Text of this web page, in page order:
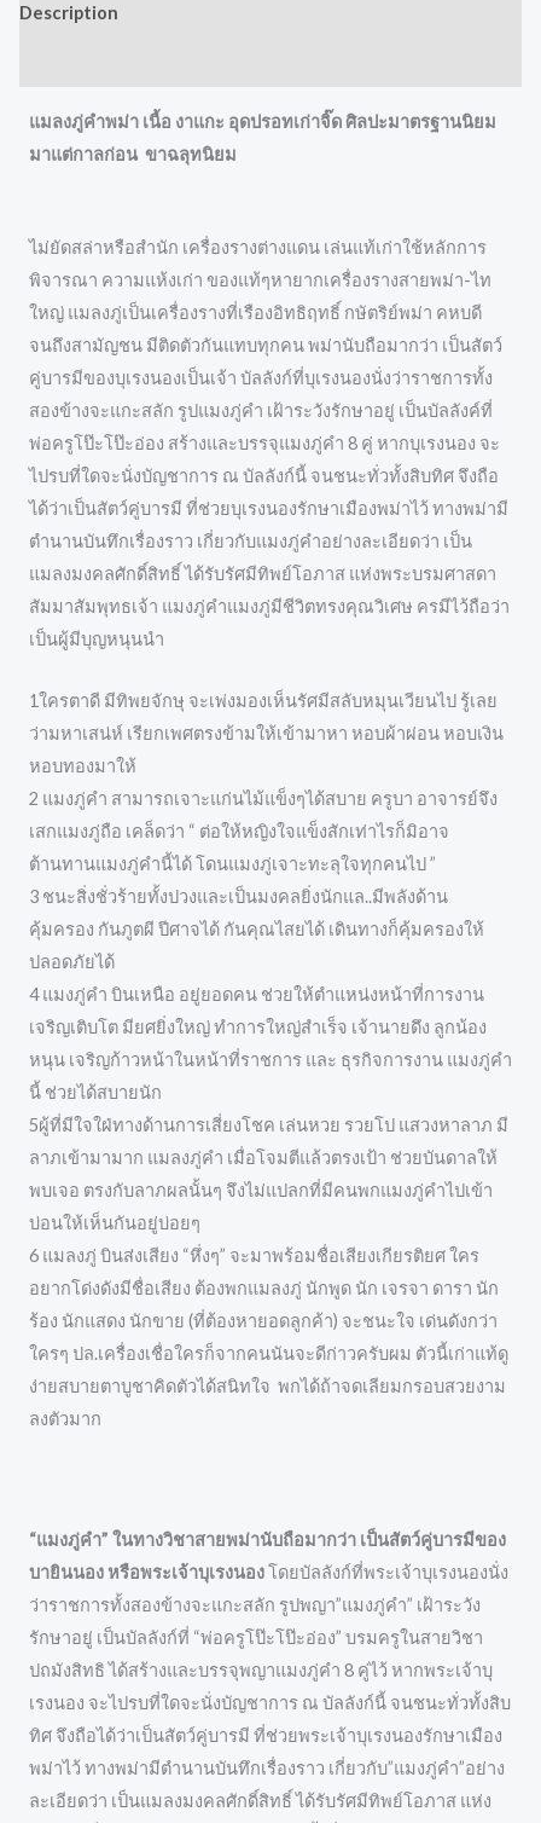
Description
แมลงภู่คำพม่า เนื้อ งาแกะ อุดปรอทเก่าจิ๊ด ศิลปะมาตรฐานนิยม
มาแต่กาลก่อน ขาฉลุทนิยม
ไม่ยัดสล่าหรือสำนัก เครื่องรางต่างแดน เล่นแท้เก่าใช้หลักการ
พิจารณา ความแห้งเก่า ของแท้ๆหายากเครื่องรางสายพม่า-ไท
ใหญ่ แมลงภู่เป็นเครื่องรางที่เรืองอิทธิฤทธิ์ กษัตริย์พม่า คหบดี
จนถึงสามัญชน มีติดตัวกันแทบทุกคน พม่านับถือมากว่า เป็นสัตว์
คู่บารมีของบุเรงนองเป็นเจ้า บัลลังก์ที่บุเรงนองนั่งว่าราชการทั้ง
สองข้างจะแกะสลัก รูปแมงภู่คำ เฝ้าระวังรักษาอยู่ เป็นบัลลังค์ที่
พ่อครูโป๊ะโป๊ะอ่อง สร้างและบรรจุแมงภู่คำ 8 คู่ หากบุเรงนอง จะ
ไปรบที่ใดจะนั่งบัญชาการ ณ บัลลังก์นี้ จนชนะทั่วทั้งสิบทิศ จึงถือ
ได้ว่าเป็นสัตว์คู่บารมี ที่ช่วยบุเรงนองรักษาเมืองพม่าไว้ ทางพม่ามี
ตำนานบันทึกเรื่องราว เกี่ยวกับแมงภู่คำอย่างละเอียดว่า เป็น
แมลงมงคลศักดิ์สิทธิ์ ได้รับรัศมีทิพย์โอภาส แห่งพระบรมศาสดา
สัมมาสัมพุทธเจ้า แมงภู่คำแมงภู่มีชีวิตทรงคุณวิเศษ ครมีไว้ถือว่า
เป็นผู้มีบุญหนุนนำ
1ใครตาดี มีทิพยจักษุ จะเพ่งมองเห็นรัศมีสลับหมุนเวียนไป รู้เลย
ว่ามหาเสน่ห์ เรียกเพศตรงข้ามให้เข้ามาหา หอบผ้าผ่อน หอบเงิน
หอบทองมาให้
2 แมงภู่คำ สามารถเจาะแก่นไม้แข็งๆได้สบาย ครูบา อาจารย์จึง
เสกแมงภู่ถือ เคล็ดว่า “ ต่อให้หญิงใจแข็งสักเท่าไรก็มิอาจ
ต้านทานแมงภู่คำนี้ได้ โดนแมงภู่เจาะทะลุใจทุกคนไป ”
3 ชนะสิ่งชั่วร้ายทั้งปวงและเป็นมงคลยิ่งนักแล..มีพลังด้าน
คุ้มครอง กันภูตผี ปีศาจได้ กันคุณไสยได้ เดินทางก็คุ้มครองให้
ปลอดภัยได้
4 แมงภู่คำ บินเหนือ อยู่ยอดคน ช่วยให้ตำแหน่งหน้าที่การงาน
เจริญเติบโต มียศยิ่งใหญ่ ทำการใหญ่สำเร็จ เจ้านายดึง ลูกน้อง
หนุน เจริญก้าวหน้าในหน้าที่ราชการ และ ธุรกิจการงาน แมงภู่คำ
นี้ ช่วยได้สบายนัก
5ผู้ที่มีใจใฝ่ทางด้านการเสี่ยงโชค เล่นหวย รวยโป แสวงหาลาภ มี
ลาภเข้ามามาก แมลงภู่คำ เมื่อโจมตีแล้วตรงเป้า ช่วยบันดาลให้
พบเจอ ตรงกับลาภผลนั้นๆ จึงไม่แปลกที่มีคนพกแมงภู่คำไปเข้า
บ่อนให้เห็นกันอยู่บ่อยๆ
6 แมลงภู่ บินส่งเสียง “หึ่งๆ” จะมาพร้อมชื่อเสียงเกียรติยศ ใคร
อยากโด่งดังมีชื่อเสียง ต้องพกแมลงภู่ นักพูด นัก เจรจา ดารา นัก
ร้อง นักแสดง นักขาย (ที่ต้องหายอดลูกค้า) จะชนะใจ เด่นดังกว่า
ใครๆ ปล.เครื่องเชื่อใครก็จากคนนันจะดีก่าวครับผม ตัวนี้เก่าแท้ดู
ง่ายสบายตาบูชาคิดตัวได้สนิทใจ พกได้ถ้าจดเลียมกรอบสวยงาม
ลงตัวมาก
“แมงภู่คำ” ในทางวิชาสายพม่านับถือมากว่า เป็นสัตว์คู่บารมีของ
บายินนอง หรือพระเจ้าบุเรงนองโดยบัลลังก์ที่พระเจ้าบุเรงนองนั่ง
ว่าราชการทั้งสองข้างจะแกะสลัก รูปพญา”แมงภู่คำ” เฝ้าระวัง
รักษาอยู่ เป็นบัลลังก์ที่ “พ่อครูโป๊ะโป๊ะอ่อง” บรมครูในสายวิชา
ปถมังสิทธิ ได้สร้างและบรรจุพญาแมงภู่คำ 8 คู่ไว้ หากพระเจ้าบุ
เรงนอง จะไปรบที่ใดจะนั่งบัญชาการ ณ บัลลังก์นี้ จนชนะทั่วทั้งสิบ
ทิศ จึงถือได้ว่าเป็นสัตว์คู่บารมี ที่ช่วยพระเจ้าบุเรงนองรักษาเมือง
พม่าไว้ ทางพม่ามีตำนานบันทึกเรื่องราว เกี่ยวกับ”แมงภู่คำ”อย่าง
ละเอียดว่า เป็นแมลงมงคลศักดิ์สิทธิ์ ได้รับรัศมีทิพย์โอภาส แห่ง